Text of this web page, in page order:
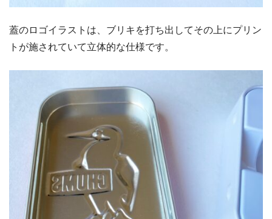
蓋のロゴイラストは、ブリキを打ち出してその上にプリン
トが施されていて立体的な仕様です。